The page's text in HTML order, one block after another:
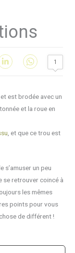
1
est brodée avec un
et la roue en
, et que ce trou est
s’amuser un peu
se retrouver coincé à
les mêmes
points pour vous
de différent !